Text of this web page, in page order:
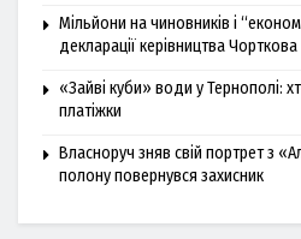
Мільйони на чиновників і
декларації керівництва Чорткова
«Зайві куби» води у Тернополі:
платіжки
Власноруч зняв свій портрет з
полону повернувся захисник